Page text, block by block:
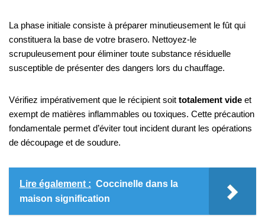
La phase initiale consiste à préparer minutieusement le fût qui
constituera la base de votre brasero. Nettoyez-le
scrupuleusement pour éliminer toute substance résiduelle
susceptible de présenter des dangers lors du chauffage.
Vérifiez impérativement que le récipient soit totalement vide et
exempt de matières inflammables ou toxiques. Cette précaution
fondamentale permet d’éviter tout incident durant les opérations
de découpage et de soudure.
Lire également : Coccinelle dans la
maison signification